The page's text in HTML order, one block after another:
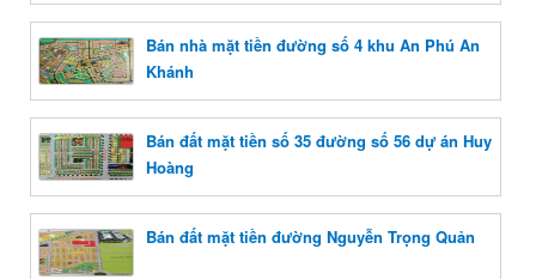
Bán nhà mặt tiền đường số 4 khu An Phú An
Khánh
Bán đất mặt tiền số 35 đường số 56 dự án Huy
Hoàng
Bán đất mặt tiền đường Nguyễn Trọng Quản